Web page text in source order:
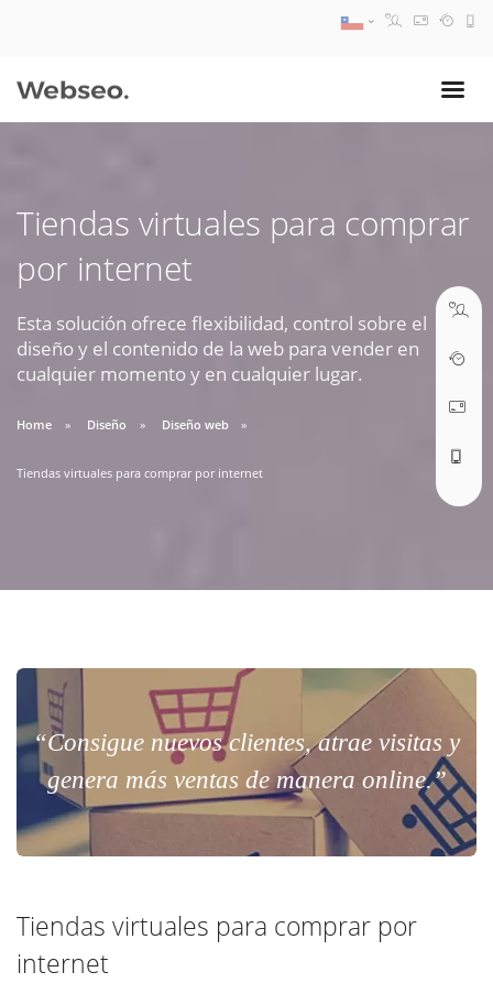
Tiendas virtuales para comprar
por internet
Esta solución ofrece flexibilidad, control sobre el
diseño y el contenido de la web para vender en
cualquier momento y en cualquier lugar.
Home Diseño Diseño web
Tiendas virtuales para comprar por internet
“Consigue nuevos clientes, atrae visitas y
genera más ventas de manera online.”
Tiendas virtuales para comprar por
internet
09:30 AM A 18:30 PM
soporte@webseo.cl
ABRIR TICKET